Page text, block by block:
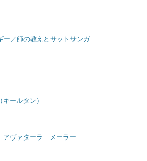
ー／師の教えとサットサンガ
ールタン）
ヴァターラ メーラー